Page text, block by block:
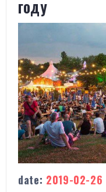
году
date: 2019-02-26